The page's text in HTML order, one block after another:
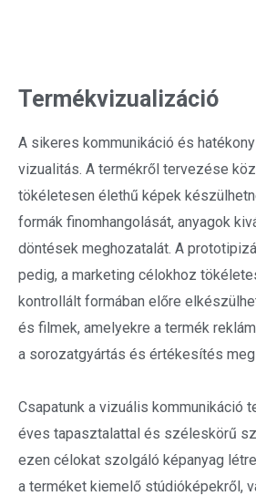
Termékvizualizáció
A sikeres kommunikáció és
vizualitás. A termékről tervezése
tökéletesen élethű képek
formák finomhangolását, anyagok
döntések meghozatalát. A
pedig, a marketing célokhoz
kontrollált formában előre
és filmek, amelyekre a termék
a sorozatgyártás és értékesítés
Csapatunk a vizuális kommunikáció
éves tapasztalattal és széleskörű
ezen célokat szolgáló képanyag
a terméket kiemelő stúdióképekről,